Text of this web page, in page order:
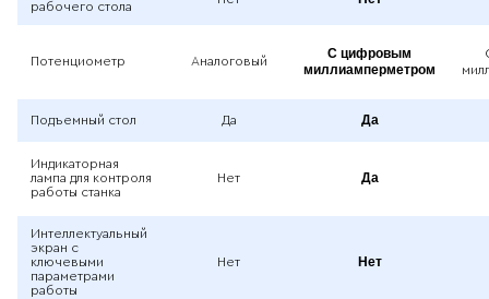
рабочего стола
Потенциометр Аналоговый
С цифровым
миллиамперметром
Подъемный стол Да Да
Индикаторная
лампа для контроля
работы станка
Нет Да
Интеллектуальный
экран с
ключевыми
параметрами
работы
Нет Нет